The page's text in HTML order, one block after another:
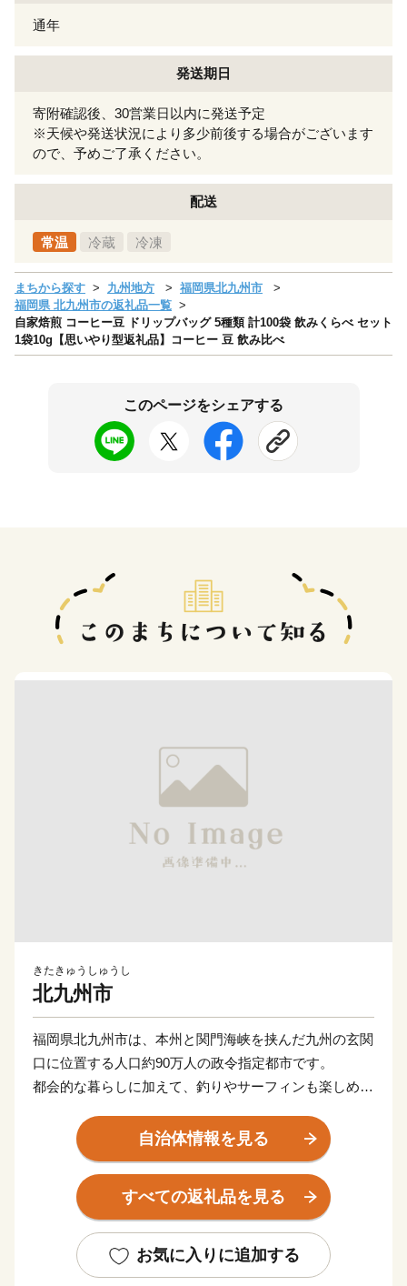
通年
発送期日
寄附確認後、30営業日以内に発送予定
※天候や発送状況により多少前後する場合がございます
ので、予めご了承ください。
配送
常温 冷蔵 冷凍
まちから探す 九州地方
福岡県北九州市
福岡県 北九州市の返礼品一覧
自家焙煎 コーヒー豆 ドリップバッグ 5種類 計100袋 飲みくらべ セット
1袋10g【思いやり型返礼品】コーヒー 豆 飲み比べ
このページをシェアする
きたきゅうしゅうし
北九州市
福岡県北九州市は、本州と関門海峡を挟んだ九州の玄関
口に位置する人口約90万人の政令指定都市です。
都会的な暮らしに加えて、釣りやサーフィンも楽しめる
まれた、地方暮らしの両方を楽しめる都市です。
関門海峡ふぐ刺身・シャボン玉石けん・肉うどん・辛子
明太子など本市ならではの返礼品に加え、黒毛和牛・ウ
ナギ・カニなど全国的に人気の返礼品も豊富に揃えてい
ふるさと納税を通じて、ぜひ北九州市の魅力をご体感く
ださい！
自治体情報を見る
すべての返礼品を見る
お気に入りに追加する